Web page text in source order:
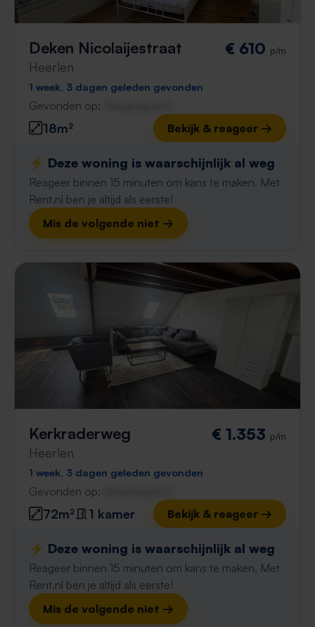
Deken Nicolaijestraat
Heerlen
€ 610 p/m
1 week, 3 dagen geleden gevonden
Gevonden op:
18m² Bekijk & reageer →
⚡️ Deze woning is waarschijnlijk al weg
Reageer binnen 15 minuten om kans te maken. Met
Rent.nl ben je altijd als eerste!
Mis de volgende niet →
Kerkraderweg
Heerlen
€ 1.353 p/m
1 week, 3 dagen geleden gevonden
Gevonden op:
72m² 1 kamer Bekijk & reageer →
⚡️ Deze woning is waarschijnlijk al weg
Reageer binnen 15 minuten om kans te maken. Met
Rent.nl ben je altijd als eerste!
Mis de volgende niet →